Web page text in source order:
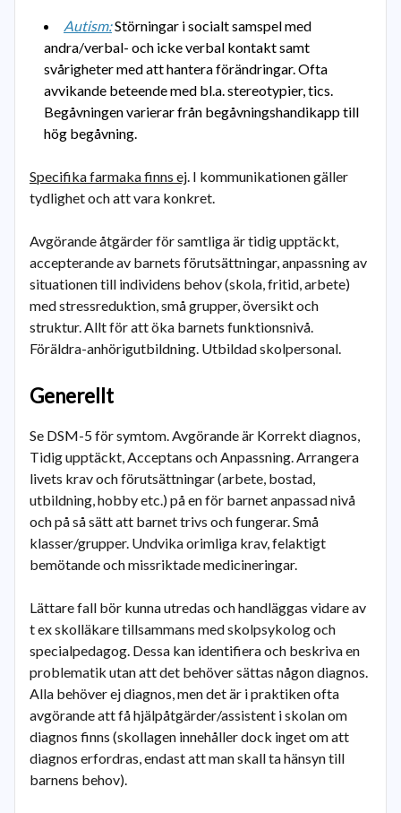
Autism:Störningar i socialt samspel med
andra/verbal- och icke verbal kontakt samt
svårigheter med att hantera förändringar. Ofta
avvikande beteende med bl.a. stereotypier, tics.
Begåvningen varierar från begåvningshandikapp till
hög begåvning.
Specifika farmaka finns ej. I kommunikationen gäller
tydlighet och att vara konkret.
Avgörande åtgärder för samtliga är tidig upptäckt,
accepterande av barnets förutsättningar, anpassning av
situationen till individens behov (skola, fritid, arbete)
med stressreduktion, små grupper, översikt och
struktur. Allt för att öka barnets funktionsnivå.
Föräldra-anhörigutbildning. Utbildad skolpersonal.
Generellt
Se DSM-5 för symtom. Avgörande är Korrekt diagnos,
Tidig upptäckt, Acceptans och Anpassning. Arrangera
livets krav och förutsättningar (arbete, bostad,
utbildning, hobby etc.) på en för barnet anpassad nivå
och på så sätt att barnet trivs och fungerar. Små
klasser/grupper. Undvika orimliga krav, felaktigt
bemötande och missriktade medicineringar.
Lättare fall bör kunna utredas och handläggas vidare av
t ex skolläkare tillsammans med skolpsykolog och
specialpedagog. Dessa kan identifiera och beskriva en
problematik utan att det behöver sättas någon diagnos.
Alla behöver ej diagnos, men det är i praktiken ofta
avgörande att få hjälpåtgärder/assistent i skolan om
diagnos finns (skollagen innehåller dock inget om att
diagnos erfordras, endast att man skall ta hänsyn till
barnens behov).